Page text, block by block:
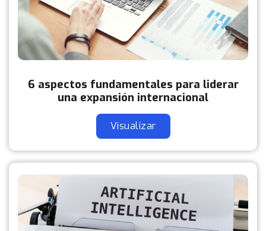
6 aspectos fundamentales para liderar
una expansión internacional
Visualizar